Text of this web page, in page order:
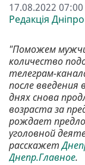
17.08.2022
Редакція
"Поможем
количество
телеграм-
после
днях снова
возраста за
рождает
уголовной
расскажет
Днепр.Главное.